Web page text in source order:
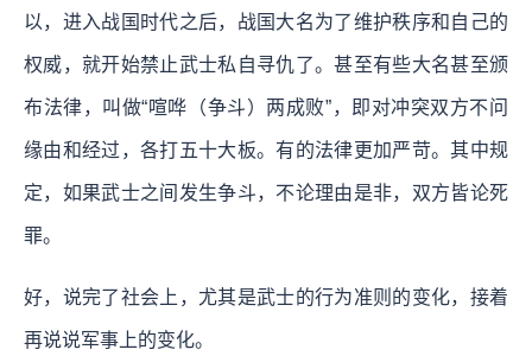
以，进入战国时代之后，战国大名为了维护秩序和自己的
权威，就开始禁止武士私自寻仇了。甚至有些大名甚至颁
布法律，叫做“喧哗（争斗）两成败”，即对冲突双方不问
缘由和经过，各打五十大板。有的法律更加严苛。其中规
定，如果武士之间发生争斗，不论理由是非，双方皆论死
罪。
好，说完了社会上，尤其是武士的行为准则的变化，接着
再说说军事上的变化。